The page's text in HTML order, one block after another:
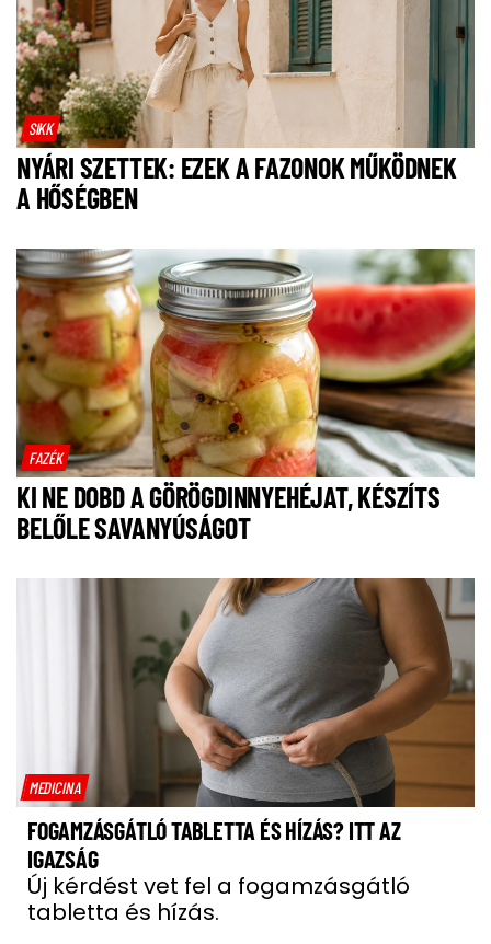
SIKK
NYÁRI SZETTEK: EZEK A FAZONOK MŰKÖDNEK
A HŐSÉGBEN
FAZÉK
KI NE DOBD A GÖRÖGDINNYEHÉJAT, KÉSZÍTS
BELŐLE SAVANYÚSÁGOT
MEDICINA
FOGAMZÁSGÁTLÓ TABLETTA ÉS HÍZÁS? ITT AZ
IGAZSÁG
Új kérdést vet fel a fogamzásgátló
tabletta és hízás.